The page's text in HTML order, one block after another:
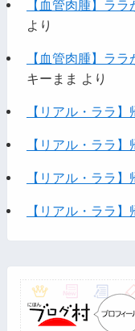
【血管肉腫】ラ
より
【血管肉腫】ラ
キーまま より
【リアル・ララ】
【リアル・ララ】
【リアル・ララ】
【リアル・ララ】